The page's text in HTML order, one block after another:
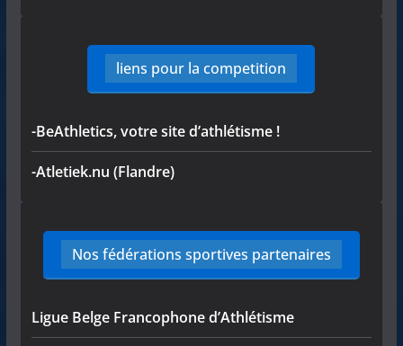
liens pour la competition
-BeAthletics, votre site d’athlétisme !
-Atletiek.nu (Flandre)
Nos fédérations sportives partenaires
Ligue Belge Francophone d’Athlétisme